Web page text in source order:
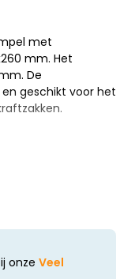
met
mm. Het
De
geschikt voor het
onze Veel